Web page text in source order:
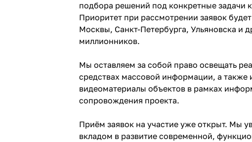
подбора решений под конкретные задачи
Приоритет при рассмотрении заявок
Москвы, Санкт-Петербурга, Ульяновска и
миллионников.
Мы оставляем за собой право освещать
средствах массовой информации, а также
видеоматериалы объектов в рамках
сопровождения проекта.
Приём заявок на участие уже открыт. Мы
вкладом в развитие современной,